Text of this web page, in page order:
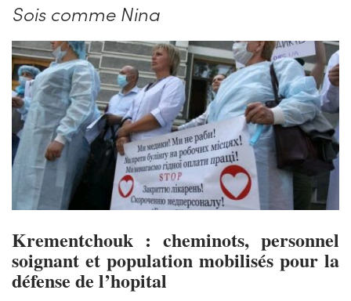
Sois comme Nina
Krementchouk : cheminots, personnel
soignant et population mobilisés pour la
défense de l’hopital